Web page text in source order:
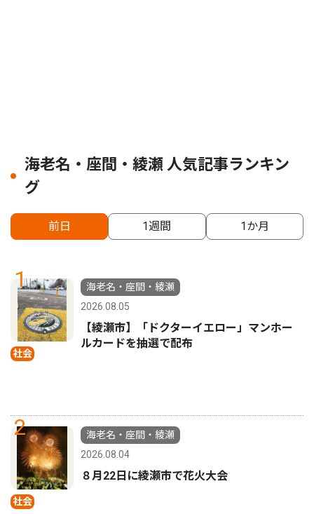
海老名・座間・綾瀬 人気記事ランキン
グ
前日 1週間 1か月
1
社会
海老名・座間・綾瀬
2026.08.05
【綾瀬市】「ドクターイエロー」マンホー
ルカードを抽選で配布
2
社会
海老名・座間・綾瀬
2026.08.04
８月22日に綾瀬市で花火大会